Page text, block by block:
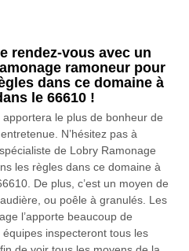
rendez-vous avec un
ramoneur pour
dans ce domaine à
le 66610 !
le plus de bonheur de
N’hésitez pas à
de Lobry Ramonage
les règles dans ce domaine à
De plus, c’est un moyen de
ou poêle à granulés. Les
l’apporte beaucoup de
équipes inspecteront tous les